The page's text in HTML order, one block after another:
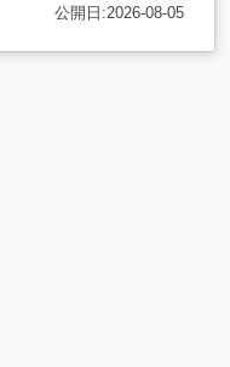
公開日:2026-08-05